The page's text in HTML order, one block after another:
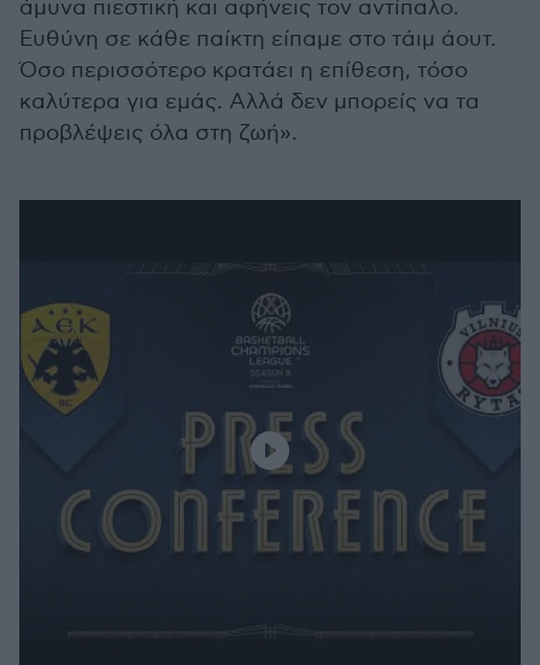
άμυνα πιεστική και αφήνεις τον αντίπαλο.
Ευθύνη σε κάθε παίκτη είπαμε στο τάιμ άουτ.
Όσο περισσότερο κρατάει η επίθεση, τόσο
καλύτερα για εμάς. Αλλά δεν μπορείς να τα
προβλέψεις όλα στη ζωή».